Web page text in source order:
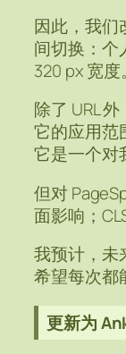
因此，我们
间切换：个
320 px 宽度。
除了 URL
它的应用范
它是一个对
但对
面影响；
我预计，未
希望每次都
更新为